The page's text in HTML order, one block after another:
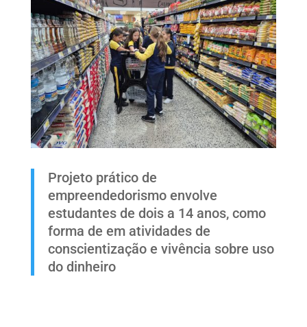
Projeto prático de
empreendedorismo envolve
estudantes de dois a 14 anos, como
forma de em atividades de
conscientização e vivência sobre uso
do dinheiro